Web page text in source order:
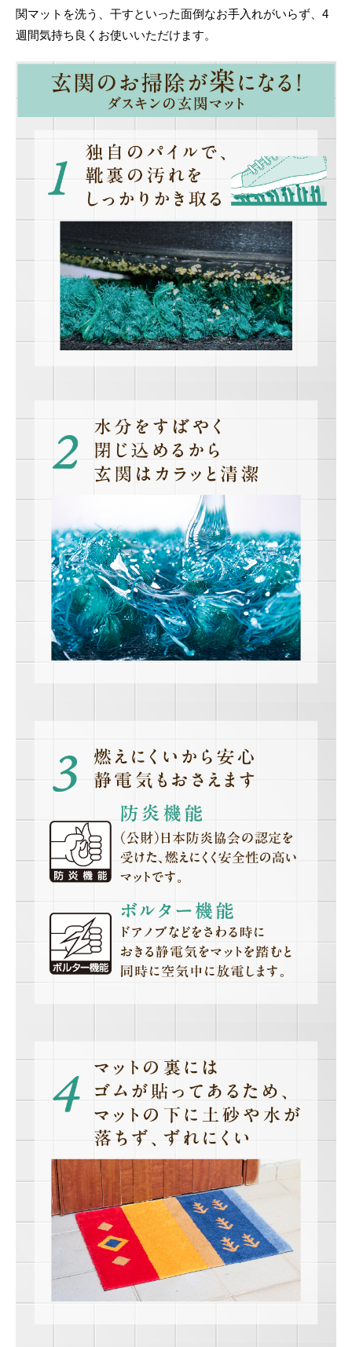
関マットを洗う、干すといった面倒なお手入れがいらず、4
週間気持ち良くお使いいただけます。